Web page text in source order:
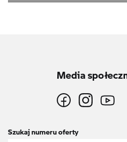
Media
Szukaj numeru oferty